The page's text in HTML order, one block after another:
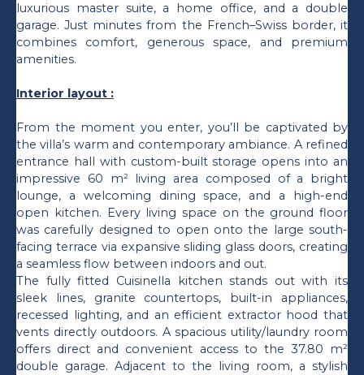
luxurious master suite, a home office, and a double
garage. Just minutes from the French–Swiss border, it
combines comfort, generous space, and premium
amenities.
Interior layout :
From the moment you enter, you’ll be captivated by
the villa’s warm and contemporary ambiance. A refined
entrance hall with custom-built storage opens into an
impressive 60 m² living area composed of a bright
lounge, a welcoming dining space, and a high-end
open kitchen. Every living space on the ground floor
was carefully designed to open onto the large south-
facing terrace via expansive sliding glass doors, creating
a seamless flow between indoors and out.
The fully fitted Cuisinella kitchen stands out with its
sleek lines, granite countertops, built-in appliances,
recessed lighting, and an efficient extractor hood that
vents directly outdoors. A spacious utility/laundry room
offers direct and convenient access to the 37.80 m²
double garage. Adjacent to the living room, a stylish